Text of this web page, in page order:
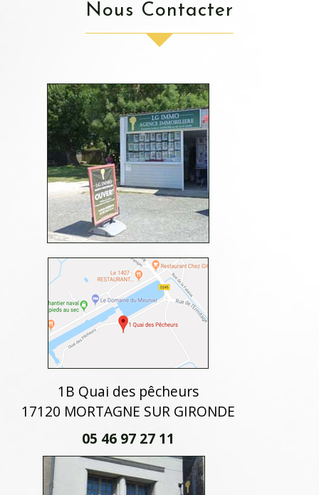
Nous Contacter
1B Quai des pêcheurs
17120 MORTAGNE SUR GIRONDE
05 46 97 27 11